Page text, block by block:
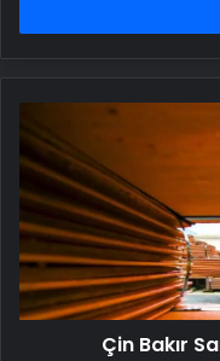
Bakır
Sanayisini
Güçlendirecek
Çin Bakır